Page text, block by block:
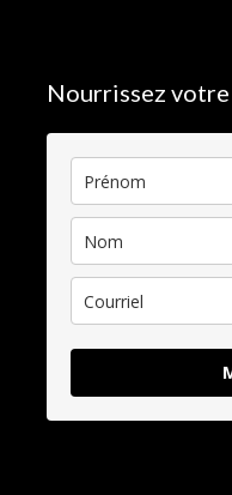
Nourrissez